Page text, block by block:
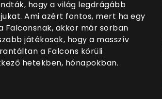
hogy a világ legdrágább
Ami azért fontos, mert ha egy
Falconsnak, akkor már sorban
játékosok, hogy a masszív
a Falcons körüli
hetekben, hónapokban.